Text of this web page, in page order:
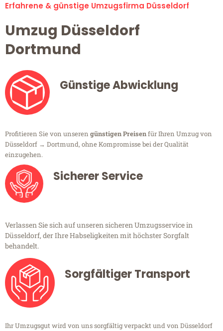
Erfahrene & günstige Umzugsfirma Düsseldorf
Umzug Düsseldorf
Dortmund
Günstige Abwicklung
Profitieren Sie von unseren günstigen Preisenfür Ihren Umzug von
Düsseldorf → Dortmund, ohne Kompromisse bei der Qualität
einzugehen.
Sicherer Service
Verlassen Sie sich auf unseren sicheren Umzugsservice in
Düsseldorf, der Ihre Habseligkeiten mit höchster Sorgfalt
behandelt.
Sorgfältiger Transport
Ihr Umzugsgut wird von uns sorgfältig verpackt und von Düsseldorf